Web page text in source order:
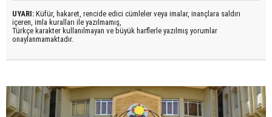
UYARI: Küfür, hakaret, rencide edici cümleler veya imalar, inançlara saldırı
içeren, imla kuralları ile yazılmamış,
Türkçe karakter kullanılmayan ve büyük harflerle yazılmış yorumlar
onaylanmamaktadır.